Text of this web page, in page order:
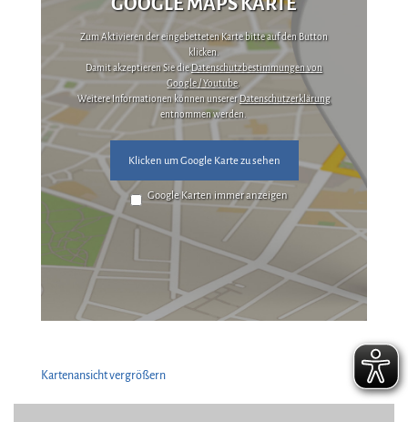
GOOGLE MAPS KARTE
Zum Aktivieren der eingebetteten Karte bitte auf den Button
klicken.
Damit akzeptieren Sie dieDatenschutzbestimmungen von
Google / Youtube.
Weitere Informationen können unsererDatenschutzerklärung
entnommen werden.
Klicken um Google Karte zu sehen
Google Karten immer anzeigen
Kartenansicht vergrößern